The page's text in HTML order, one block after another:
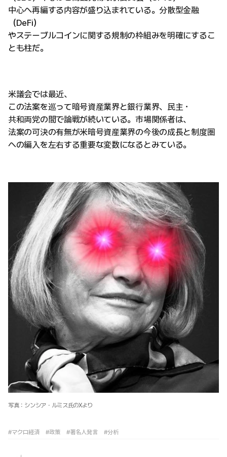
中心へ再編する内容が盛り込まれている。分散型金融
（DeFi）
やステーブルコインに関する規制の枠組みを明確にするこ
とも柱だ。
米議会では最近、
この法案を巡って暗号資産業界と銀行業界、民主・
共和両党の間で論戦が続いている。市場関係者は、
法案の可決の有無が米暗号資産業界の今後の成長と制度圏
への編入を左右する重要な変数になるとみている。
写真：シンシア・ルミス氏のXより
#マクロ経済 #政策 #著名人発言 #分析